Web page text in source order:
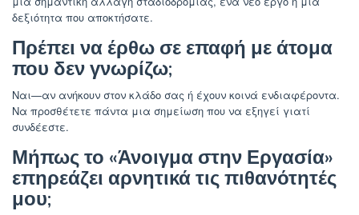
δεξιότητα που αποκτήσατε.
Πρέπει να έρθω σε επαφή με άτομα
που δεν γνωρίζω;
Ναι—αν ανήκουν στον κλάδο σας ή έχουν κοινά ενδιαφέροντα.
Να προσθέτετε πάντα μια σημείωση που να εξηγεί γιατί
συνδέεστε.
Μήπως το «Άνοιγμα στην Εργασία»
επηρεάζει αρνητικά τις πιθανότητές
μου;